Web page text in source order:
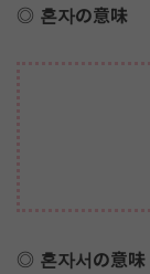
혼자の意味
혼자서の意味